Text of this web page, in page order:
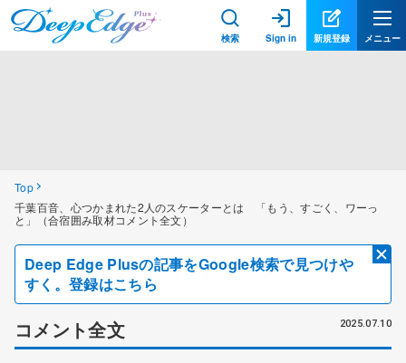
検索 Sign in 新規登録 メニュー
Top
千葉百音、心つかまれた2人のスケーターとは 「もう、すごく、ワーっ
と」（合宿囲み取材コメント全文）
Deep Edge Plusの記事をGoogle検索で見つけや
すく。登録はこちら
コメント全文 2025.07.10